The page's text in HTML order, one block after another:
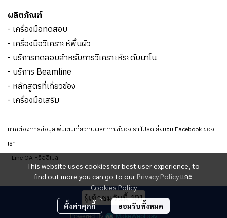
This website uses cookies for best user experience, to
find out more you can go to ourPrivacy Policyและ
Cookies Policy
ตั้งค่าคุกกี้ ยอมรับทั้งหมด
ผลิตภัณฑ์
- เครื่องมือทดสอบ
- เครื่องมือวิเคราะห์พื้นผิว
- บริการทดสอบสำหรับการวิเคราะห์ระดับนาโน
- บริการ Beamline
- หลักสูตรที่เกี่ยวข้อง
- เครื่องมือเสริม
หากต้องการข้อมูลเพิ่มเติมเกี่ยวกับผลิตภัณฑ์ของเรา โปรดเยี่ยมชม Facebook ของ
เรา
- Line OA หรืออีเมล
ผู้เข้าชมวันนี้101